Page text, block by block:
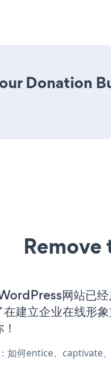
Donation
网站已经
建立企业在线形
如何entice、captivate